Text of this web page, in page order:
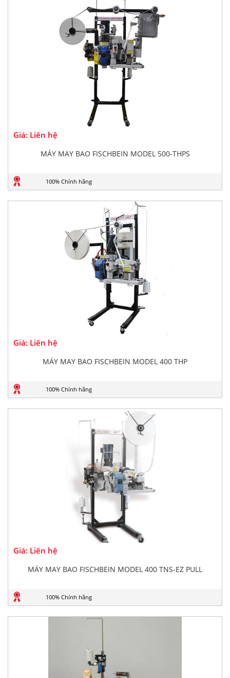
Giá: Liên hệ
MÁY MAY BAO FISCHBEIN MODEL 500-THPS
100% Chính hãng
Giá: Liên hệ
MÁY MAY BAO FISCHBEIN MODEL 400 THP
100% Chính hãng
Giá: Liên hệ
MÁY MAY BAO FISCHBEIN MODEL 400 TNS-EZ PULL
100% Chính hãng